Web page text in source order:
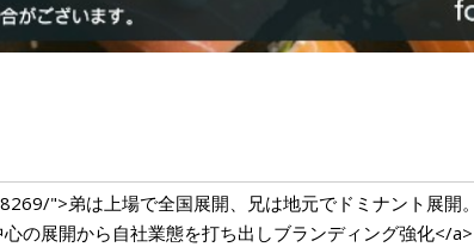
">弟は上場で全国展開、兄は地元でドミナント展開
の展開から自社業態を打ち出しブランディング強化</a>